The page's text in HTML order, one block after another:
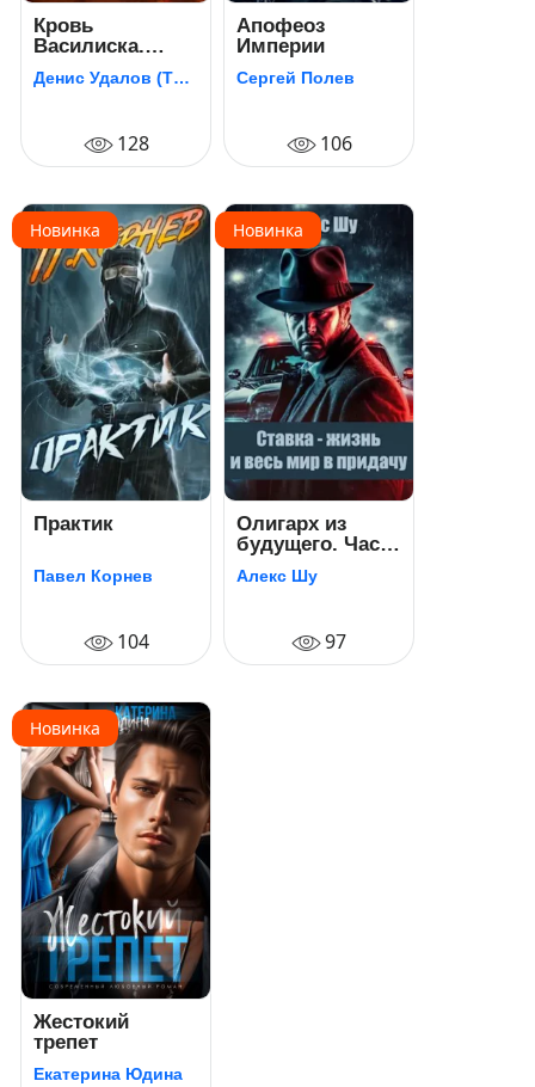
Кровь
Василиска.
Книга III
Денис Удалов (Тайниковский)
128
Апофеоз
Империи
Сергей Полев
106
Новинка
Практик
Павел Корнев
104
Новинка
Олигарх из
будущего. Часть
5. Ставка –
жизнь и весь
Алекс Шу
97
Новинка
Жестокий
трепет
Екатерина Юдина